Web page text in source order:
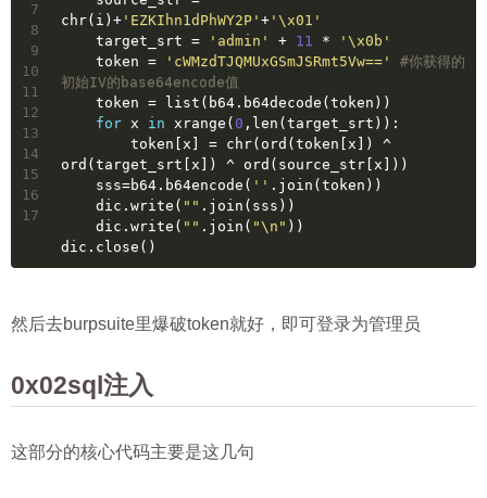
7
8
9
10
11
12
13
14
15
16
17
chr(i)+ 'EZKIhn1dPhWY2P' + '\x01'
    target_srt =
'admin' + 11 *
'\x0b'
    token =
'cWMzdTJQMUxGSmJSRmt5Vw=='
#你获得的
初始IV的base64encode值
    token = list(b64.b64decode(token))
for x in xrange( 0 ,len(target_srt)):
ord(target_srt[x]) ^ ord(source_str[x]))
    sss=b64.b64encode(
'' .join(token))
    dic.write(
"" .join(sss))
    dic.write(
"" .join( "\n" ))
dic.close()
然后去burpsuite里爆破token就好，即可登录为管理员
0x02sql注入
这部分的核心代码主要是这几句